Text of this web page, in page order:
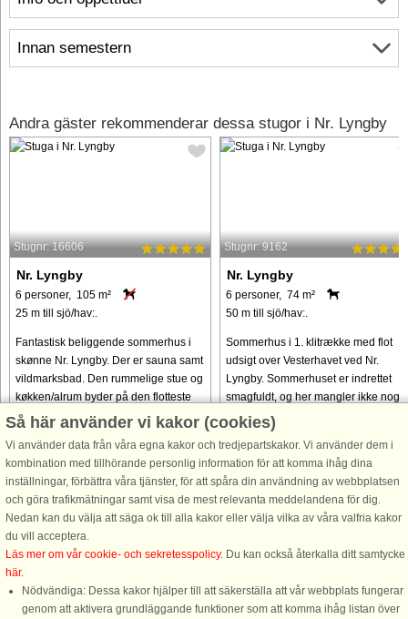
Innan semestern
Andra gäster rekommenderar dessa stugor i Nr. Lyngby
Stugnr: 16606
Nr. Lyngby
6 personer, 105 m²
25 m till sjö/hav:.
Fantastisk beliggende sommerhus i
skønne Nr. Lyngby. Der er sauna samt
vildmarksbad. Den rummelige stue og
køkken/alrum byder på den flotteste
sø- og havudsigt. Huset er
brændeovn, ...
från 7.441 SEK
Stugnr: 9162
Nr. Lyngby
6 personer, 74 m²
50 m till sjö/hav:.
Sommerhus i 1. klitrække med flot
udsigt over Vesterhavet ved Nr.
Lyngby. Sommerhuset er indrettet
smagfuldt, og her mangler ikke
Sommerhusets hjerte udgøres af et
stort og åbent opholdsrum med ...
från 7.850 SEK
Så här använder vi kakor (cookies)
Vi använder data från våra egna kakor och tredjepartskakor. Vi använder dem i
kombination med tillhörande personlig information för att komma ihåg dina
inställningar, förbättra våra tjänster, för att spåra din användning av webbplatsen
och göra trafikmätningar samt visa de mest relevanta meddelandena för dig.
Nedan kan du välja att säga ok till alla kakor eller välja vilka av våra valfria kakor
du vill acceptera.
Läs mer om vår cookie- och sekretesspolicy. Du kan också återkalla ditt samtycke
här.
Nödvändiga: Dessa kakor hjälper till att säkerställa att vår webbplats fungerar
genom att aktivera grundläggande funktioner som att komma ihåg listan över